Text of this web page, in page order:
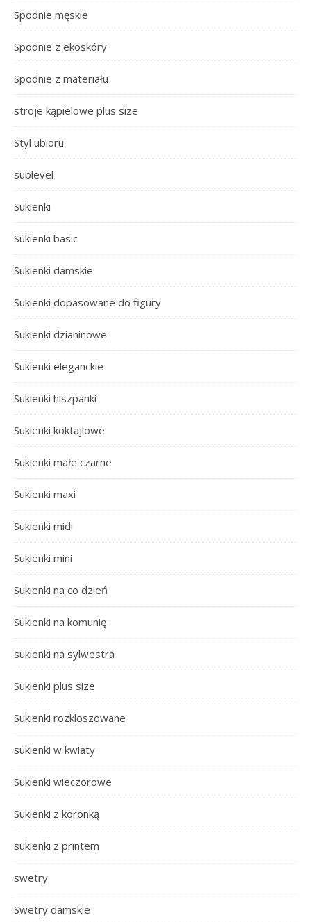
Spodnie męskie
Spodnie z ekoskóry
Spodnie z materiału
stroje kąpielowe plus size
Styl ubioru
sublevel
Sukienki
Sukienki basic
Sukienki damskie
Sukienki dopasowane do figury
Sukienki dzianinowe
Sukienki eleganckie
Sukienki hiszpanki
Sukienki koktajlowe
Sukienki małe czarne
Sukienki maxi
Sukienki midi
Sukienki mini
Sukienki na co dzień
Sukienki na komunię
sukienki na sylwestra
Sukienki plus size
Sukienki rozkloszowane
sukienki w kwiaty
Sukienki wieczorowe
Sukienki z koronką
sukienki z printem
swetry
Swetry damskie